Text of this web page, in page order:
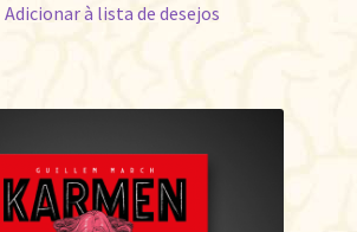
Adicionar à lista de desejos